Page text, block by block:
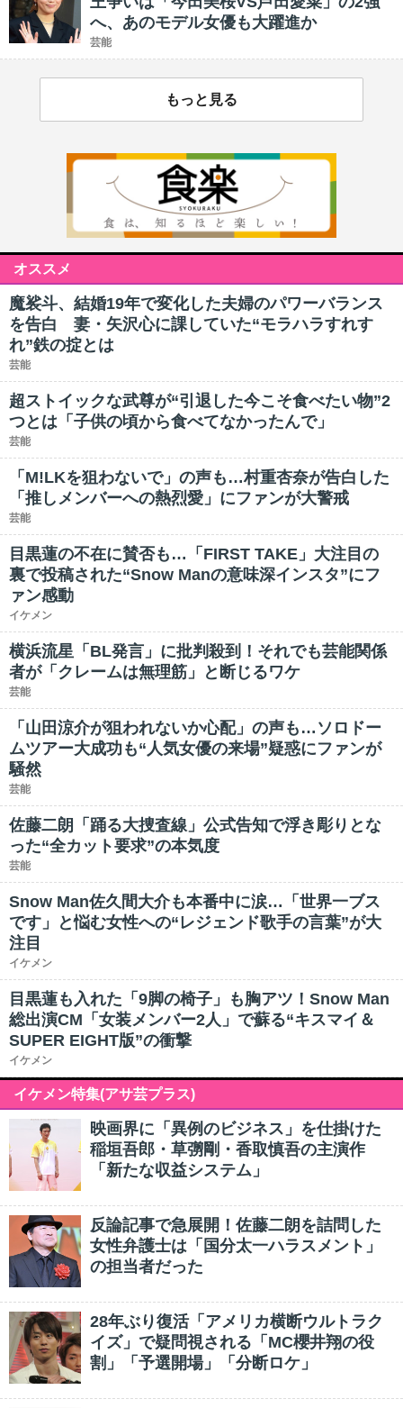
へ、あのモデル女優も大躍進か
芸能
もっと見る
オススメ
魔裟斗、結婚19年で変化した夫婦のパワーバランス
を告白 妻・矢沢心に課していた“モラハラすれす
れ”鉄の掟とは
芸能
超ストイックな武尊が“引退した今こそ食べたい物”2
つとは「子供の頃から食べてなかったんで」
芸能
「M!LKを狙わないで」の声も…村重杏奈が告白した
「推しメンバーへの熱烈愛」にファンが大警戒
芸能
目黒蓮の不在に賛否も…「FIRST TAKE」大注目の
裏で投稿された“Snow Manの意味深インスタ”にフ
ァン感動
イケメン
横浜流星「BL発言」に批判殺到！それでも芸能関係
者が「クレームは無理筋」と断じるワケ
芸能
「山田涼介が狙われないか心配」の声も…ソロドー
ムツアー大成功も“人気女優の来場”疑惑にファンが
騒然
芸能
佐藤二朗「踊る大捜査線」公式告知で浮き彫りとな
った“全カット要求”の本気度
芸能
Snow Man佐久間大介も本番中に涙…「世界一ブス
です」と悩む女性への“レジェンド歌手の言葉”が大
注目
イケメン
目黒蓮も入れた「9脚の椅子」も胸アツ！Snow Man
総出演CM「女装メンバー2人」で蘇る“キスマイ＆
SUPER EIGHT版”の衝撃
イケメン
イケメン特集(アサ芸プラス)
映画界に「異例のビジネス」を仕掛けた
稲垣吾郎・草彅剛・香取慎吾の主演作
「新たな収益システム」
反論記事で急展開！佐藤二朗を詰問した
女性弁護士は「国分太一ハラスメント」
の担当者だった
28年ぶり復活「アメリカ横断ウルトラク
イズ」で疑問視される「MC櫻井翔の役
割」「予選開場」「分断ロケ」